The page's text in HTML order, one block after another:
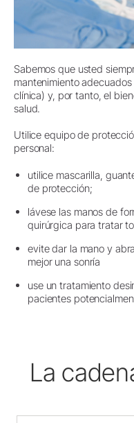
Sabemos que usted
mantenimiento
clínica) y, por tanto, el
salud.
Utilice equipo de
personal:
utilice mascarilla,
de protección;
lávese las manos de
quirúrgica para tratar
evite dar la mano y
mejor una sonría
use un tratamiento
pacientes
La